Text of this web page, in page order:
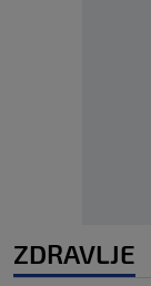
ZDRAVLJE